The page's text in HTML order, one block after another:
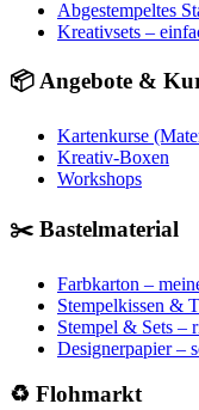
Abgestempeltes
Kreativsets –
📦 Angebote &
Kartenkurse
Kreativ-Boxen
Workshops
✂️ Bastelmaterial
Farbkarton –
Stempelkissen &
Stempel & Sets –
Designerpapier –
♻️ Flohmarkt